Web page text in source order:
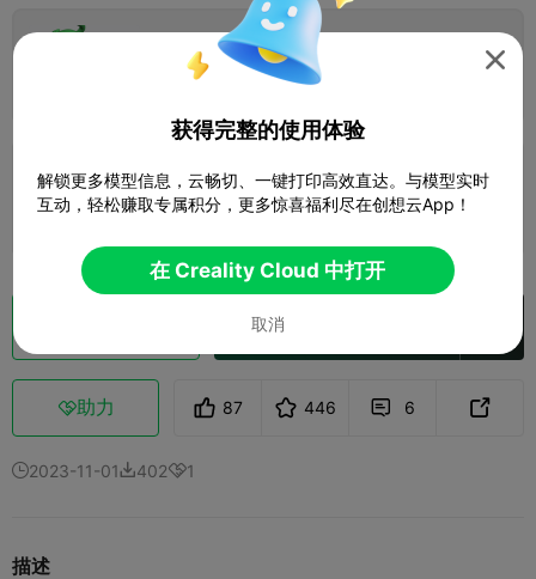
0.2mm layer, 2 walls, 10 infill
 09h 52m  1 盘
0.2mm layer, 2 walls, 15% infill
 13h 30m  4 盘  259.50g
在 Creality Cloud 中打开
助力 87 446  6 
2023-11-014021
描述

获得完整的使用体验
解锁更多模型信息，云畅切、一键打印高效直达。与模型实时
互动，轻松赚取专属积分，更多惊喜福利尽在创想云App！
在 Creality Cloud 中打开
取消